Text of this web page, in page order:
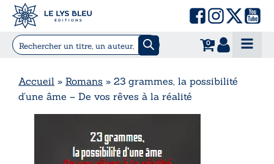
0
Accueil » Romans » 23 grammes, la possibilité
d’une âme – De vos rêves à la réalité